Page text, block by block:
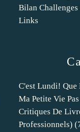
C'est Lundi! Que
Ma Petite Vie
Critiques De
Professionnels)
Bilan Challenges
Links